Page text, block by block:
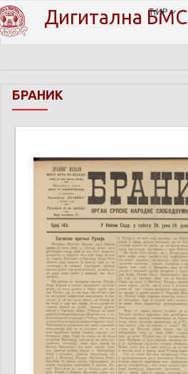
Дигитална БМС
ЋИР
БРАНИК